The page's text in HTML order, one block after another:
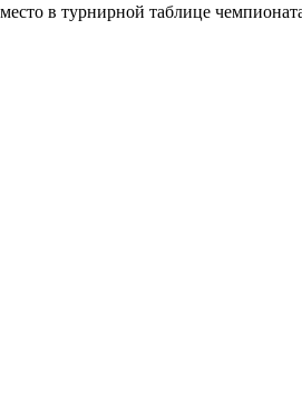
в турнирной таблице